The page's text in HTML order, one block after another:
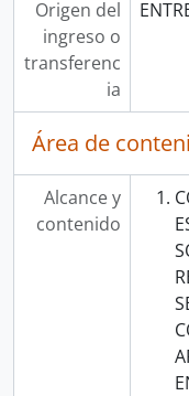
Origen del
ingreso o
transferenc
ia
Área de
Alcance y
contenido